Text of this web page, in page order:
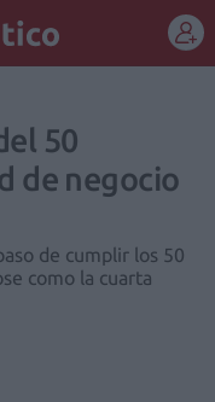
50
de negocio
de cumplir los 50
como la cuarta